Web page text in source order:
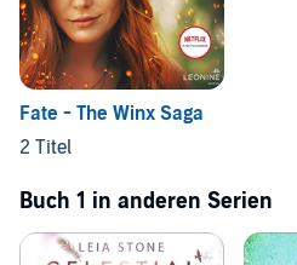
Fate - The Winx Saga
2 Titel
Buch 1 in anderen Serien